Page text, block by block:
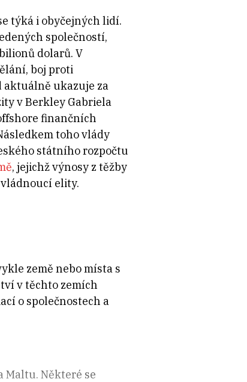
týká i obyčejných lidí.
společností,
dolarů. V
boj proti
ukazuje za
v Berkley Gabriela
finančních
toho vlády
státního rozpočtu
, jejichž výnosy z těžby
elity.
země nebo místa s
v těchto zemích
o společnostech a
Maltu. Některé se